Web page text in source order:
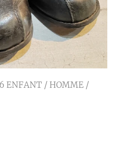
ENFANT / HOMME /